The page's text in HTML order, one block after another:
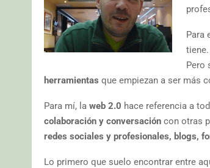
Para
Pero
herramientas que empiezan a ser más
Para mí, la web 2.0 hace referencia a
colaboración y conversación con otras
redes sociales y profesionales, blogs,
Lo primero que suelo encontrar entre